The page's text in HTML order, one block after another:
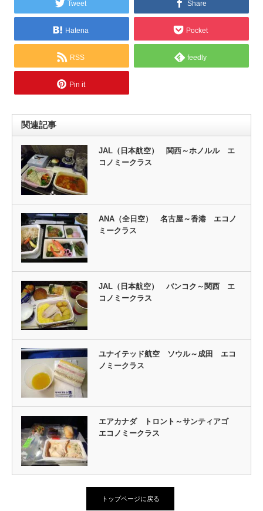
Tweet Share
Hatena Pocket
RSS feedly
Pin it
関連記事
JAL（日本航空） 関西～ホノルル エ
コノミークラス
ANA（全日空） 名古屋～香港 エコノ
ミークラス
JAL（日本航空） バンコク～関西 エ
コノミークラス
ユナイテッド航空 ソウル～成田 エコ
ノミークラス
エアカナダ トロント～サンティアゴ
エコノミークラス
トップページに戻る